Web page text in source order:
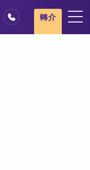
轉介